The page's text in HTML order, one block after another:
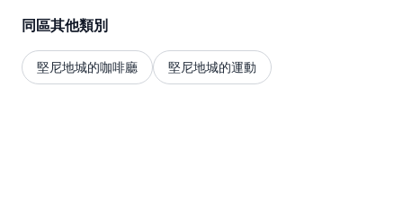
同區其他類別
堅尼地城的咖啡廳 堅尼地城的運動